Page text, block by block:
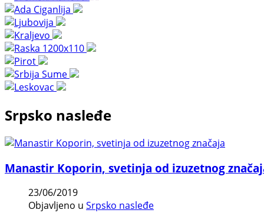
Srpsko nasleđe
Manastir Koporin, svetinja od izuzetnog
23/06/2019
Objavljeno u Srpsko nasleđe